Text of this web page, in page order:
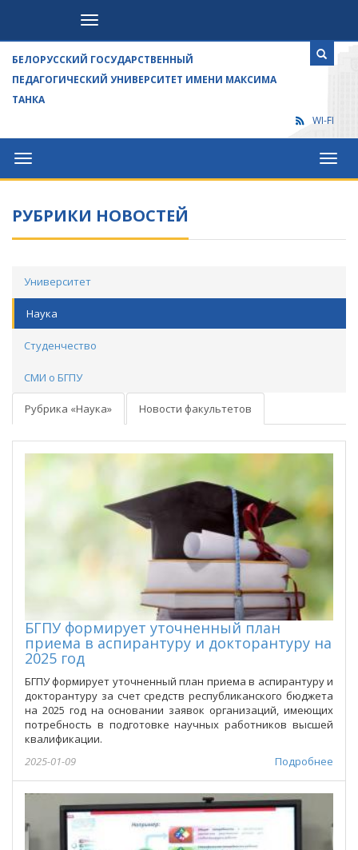
Посетителям
БЕЛОРУССКИЙ ГОСУДАРСТВЕННЫЙ
ПЕДАГОГИЧЕСКИЙ УНИВЕРСИТЕТ ИМЕНИ МАКСИМА
ТАНКА
WI-FI
Университет
РУБРИКИ НОВОСТЕЙ
Университет
Наука
Студенчество
СМИ о БГПУ
Рубрика «Наука» Новости факультетов
БГПУ формирует уточненный план
приема в аспирантуру и докторантуру на
2025 год
БГПУ формирует уточненный план приема в аспирантуру и
докторантуру за счет средств республиканского бюджета
на 2025 год на основании заявок организаций, имеющих
потребность в подготовке научных работников высшей
квалификации.
Подробнее
2025-01-09